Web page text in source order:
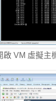
啟 VM 虛擬主